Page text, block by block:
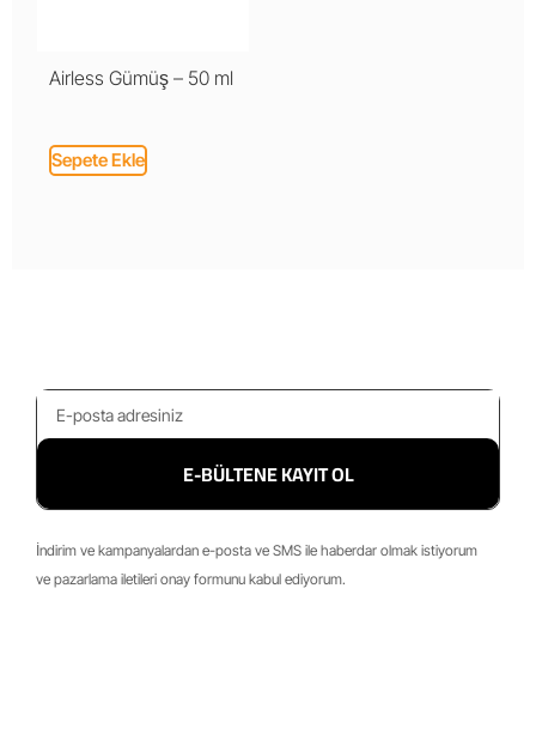
Airless Gümüş – 50 ml
Sepete Ekle
E-BÜLTENE KAYIT OL
İndirim ve kampanyalardan e-posta ve SMS ile haberdar olmak istiyorum
ve pazarlama iletileri onay formunu kabul ediyorum.